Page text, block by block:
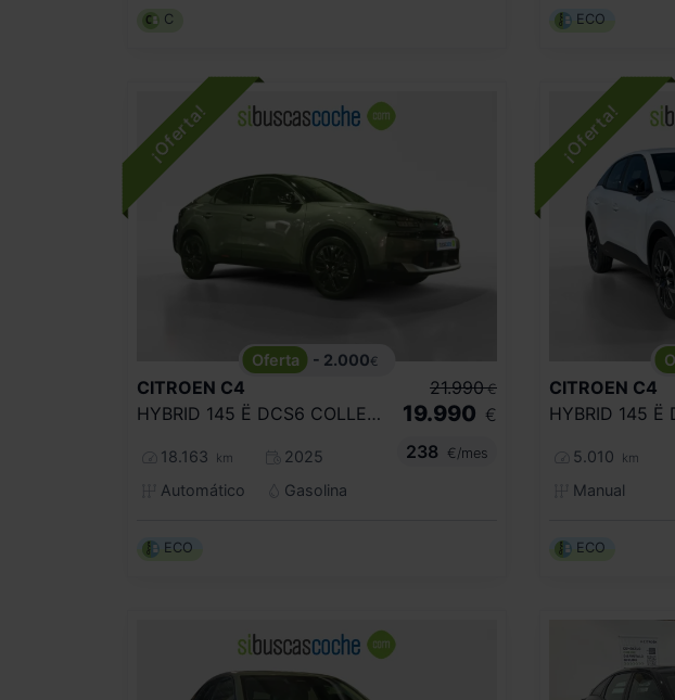
C ECO
- 2.000€
CITROEN C4
HYBRID 145 Ë DCS6 COLLECTION
18.163 km
2025
Automático
Gasolina
21.990 €
19.990 €
238
€/mes
ECO
CITROEN C4
5.010 km
Manual
ECO